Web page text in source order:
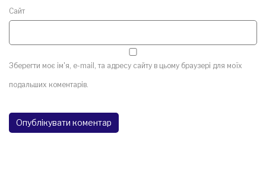
Сайт
Зберегти моє ім'я, e-mail, та адресу сайту в цьому браузері для моїх
подальших коментарів.